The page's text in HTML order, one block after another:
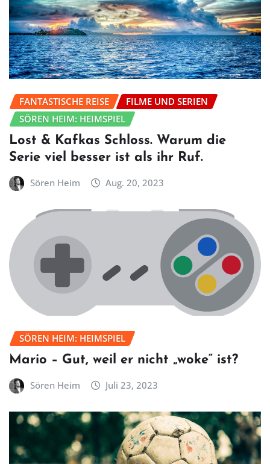
FANTASTISCHE REISE
FILME UND SERIEN
SÖREN HEIM: HEIMSPIEL
Lost & Kafkas Schloss. Warum die
Serie viel besser ist als ihr Ruf.
Sören Heim Aug. 20, 2023
SÖREN HEIM: HEIMSPIEL
Mario – Gut, weil er nicht „woke“ ist?
Sören Heim Juli 23, 2023